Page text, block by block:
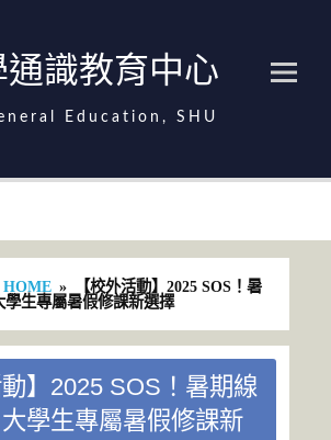
識教育中心
HOME
【校外活動】2025 SOS！暑
學生專屬暑假修課新選擇
動】2025 SOS！暑期線
學生專屬暑假修課新